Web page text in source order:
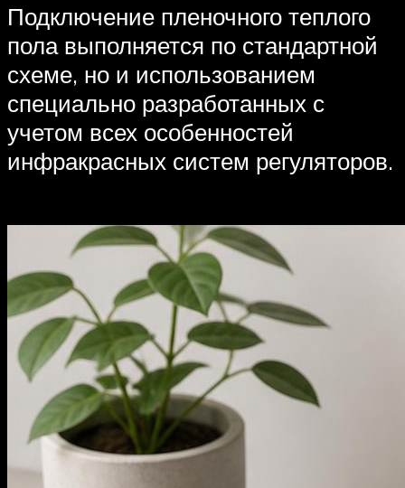
Подключение пленочного теплого
пола выполняется по стандартной
схеме, но и использованием
специально разработанных с
учетом всех особенностей
инфракрасных систем регуляторов.